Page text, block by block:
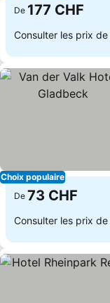
De 177 CHF
Consulter les prix de
Choix populaire
De 73 CHF
Consulter les prix de